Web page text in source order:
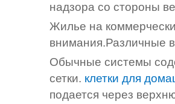
надзора со стороны
Жилье на
внимания.Различные
Обычные системы
сетки. клетки для
подается через